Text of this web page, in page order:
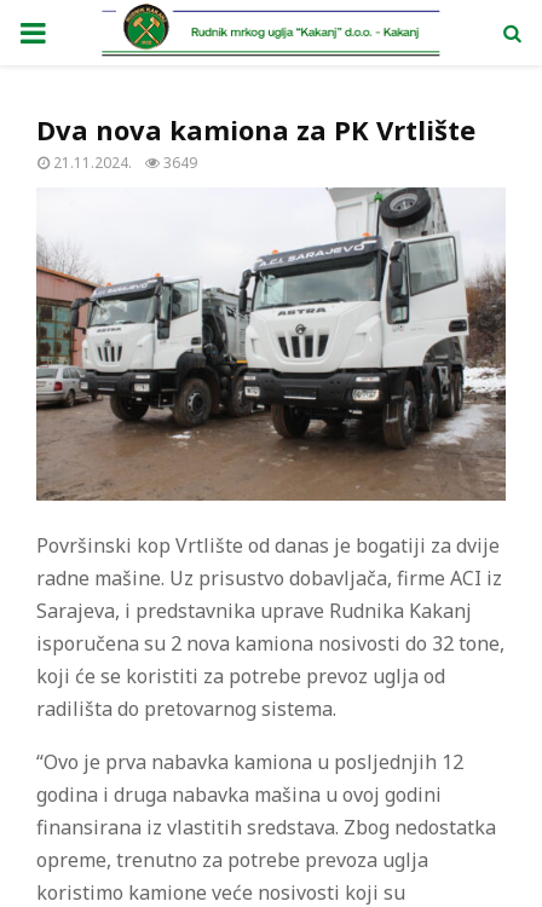
PRIMARY
Dva nova kamiona za PK Vrtlište
21.11.2024. 3649
Površinski kop Vrtlište od danas je bogatiji za dvije
radne mašine. Uz prisustvo dobavljača, firme ACI iz
Sarajeva, i predstavnika uprave Rudnika Kakanj
isporučena su 2 nova kamiona nosivosti do 32 tone,
koji će se koristiti za potrebe prevoz uglja od
radilišta do pretovarnog sistema.
“Ovo je prva nabavka kamiona u posljednjih 12
godina i druga nabavka mašina u ovoj godini
finansirana iz vlastitih sredstava. Zbog nedostatka
opreme, trenutno za potrebe prevoza uglja
koristimo kamione veće nosivosti koji su